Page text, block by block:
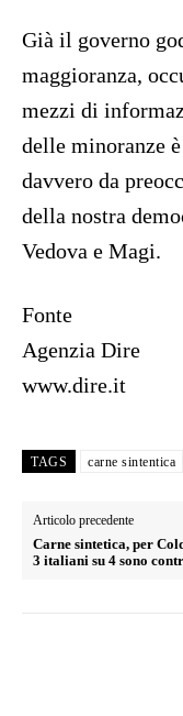
Già il governo
maggioranza,
mezzi di
delle minoranze
davvero da
della nostra
Vedova e Magi.
Fonte
Agenzia Dire
www.dire.it
TAGS carne sintentica
Articolo precedente
Carne sintetica, per
3 italiani su 4 sono